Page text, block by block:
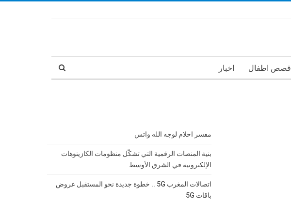
قصص اطفال اخبار
مفسر احلام لوجه الله واتس
بنية المنصات الرقمية التي تشكّل منظومات الكازينوهات
الإلكترونية في الشرق الأوسط
اتصالات المغرب 5G .. خطوة جديدة نحو المستقبل عروض
باقات 5G